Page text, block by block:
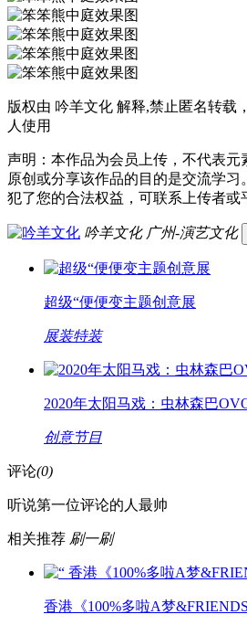
版权由 吟羊文化 解释,禁止匿名转载
人使用
声明：本作品为会员上传，不代表元
原创或分享该作品的目的是交流学习
犯了您的合法权益，可联系上传者或
吟羊文化 广州-演艺文化
超级“便便变主题创意展
展装特装
2020年太阳马戏：虫林森巴
创意节目
评论(0)
听说第一位评论的人最帅
相关推荐 刷一刷
香港《100%多啦A梦